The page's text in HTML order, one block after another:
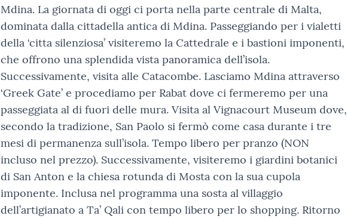
Mdina. La giornata di oggi ci porta nella parte centrale di Malta,
dominata dalla cittadella antica di Mdina. Passeggiando per i vialetti
della ‘citta silenziosa’ visiteremo la Cattedrale e i bastioni imponenti,
che offrono una splendida vista panoramica dell’isola.
Successivamente, visita alle Catacombe. Lasciamo Mdina attraverso
‘Greek Gate’ e procediamo per Rabat dove ci fermeremo per una
passeggiata al di fuori delle mura. Visita al Vignacourt Museum dove,
secondo la tradizione, San Paolo si fermò come casa durante i tre
mesi di permanenza sull’isola. Tempo libero per pranzo (NON
incluso nel prezzo). Successivamente, visiteremo i giardini botanici
di San Anton e la chiesa rotunda di Mosta con la sua cupola
imponente. Inclusa nel programma una sosta al villaggio
dell’artigianato a Ta’ Qali con tempo libero per lo shopping. Ritorno